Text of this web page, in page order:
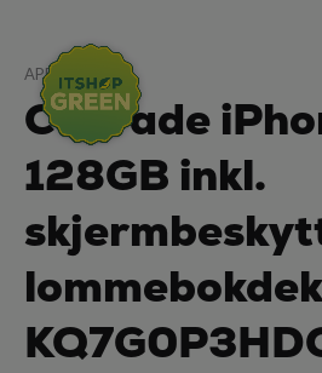
APPLE
C-Grade
128GB inkl.